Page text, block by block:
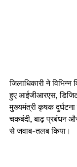
जिलाधिकारी ने
हुए आईजीआरएस,
मुख्यमंत्री कृषक
चकबंदी, बाढ़ प्रबंधन
से जवाब-तलब किया।